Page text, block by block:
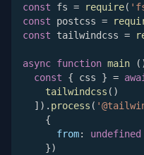
const fs = require(
const postcss =
const tailwindcss =
async function main (
const
{ css } =
tailwindcss ( )
] ) . process (
{
from:
undefined
})